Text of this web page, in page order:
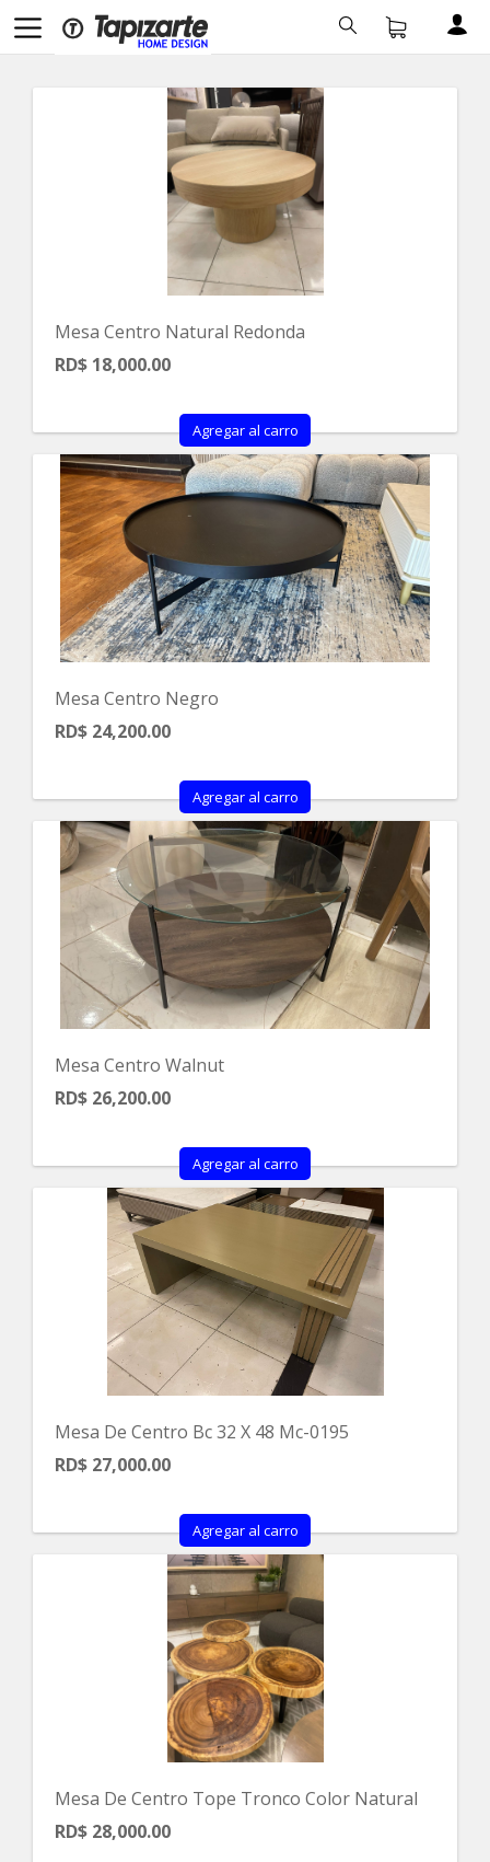
Mesa Centro Natural Redonda
RD$ 18,000.00
Agregar al carro
Mesa Centro Negro
RD$ 24,200.00
Agregar al carro
Mesa Centro Walnut
RD$ 26,200.00
Agregar al carro
Mesa De Centro Bc 32 X 48 Mc-0195
RD$ 27,000.00
Agregar al carro
Mesa De Centro Tope Tronco Color Natural
RD$ 28,000.00